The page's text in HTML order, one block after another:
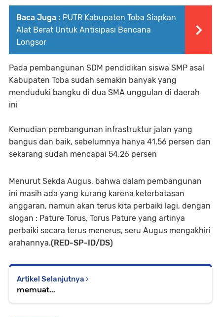
Baca Juga : PUTR Kabupaten Toba Siapkan
Alat Berat Untuk Antisipasi Bencana
Longsor
Pada pembangunan SDM pendidikan siswa SMP asal
Kabupaten Toba sudah semakin banyak yang
menduduki bangku di dua SMA unggulan di daerah
ini
Kemudian pembangunan infrastruktur jalan yang
bangus dan baik, sebelumnya hanya 41,56 persen dan
sekarang sudah mencapai 54,26 persen
Menurut Sekda Augus, bahwa dalam pembangunan
ini masih ada yang kurang karena keterbatasan
anggaran, namun akan terus kita perbaiki lagi, dengan
slogan : Pature Torus, Torus Pature yang artinya
perbaiki secara terus menerus, seru Augus mengakhiri
arahannya.(RED-SP-ID/DS)
Artikel Selanjutnya
memuat...